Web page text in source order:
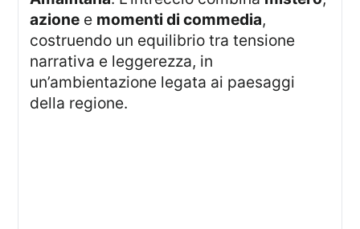
azione e momenti di commedia,
costruendo un equilibrio tra tensione
narrativa e leggerezza, in
un’ambientazione legata ai paesaggi
della regione.